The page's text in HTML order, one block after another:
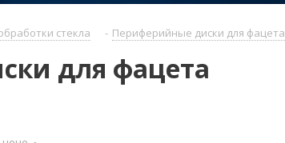
стекла - Периферийные диски для фацета
для фацета